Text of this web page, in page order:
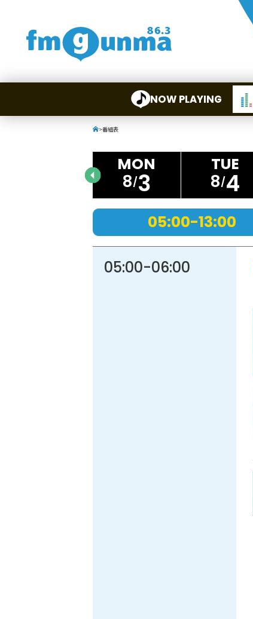
NOW PLAYING
>番組表
8 3 8 4
05:00-13:00
05:00-06:00